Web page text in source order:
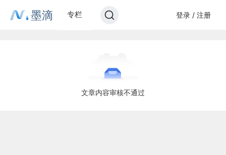
墨滴 专栏 登录 / 注册
文章内容审核不通过